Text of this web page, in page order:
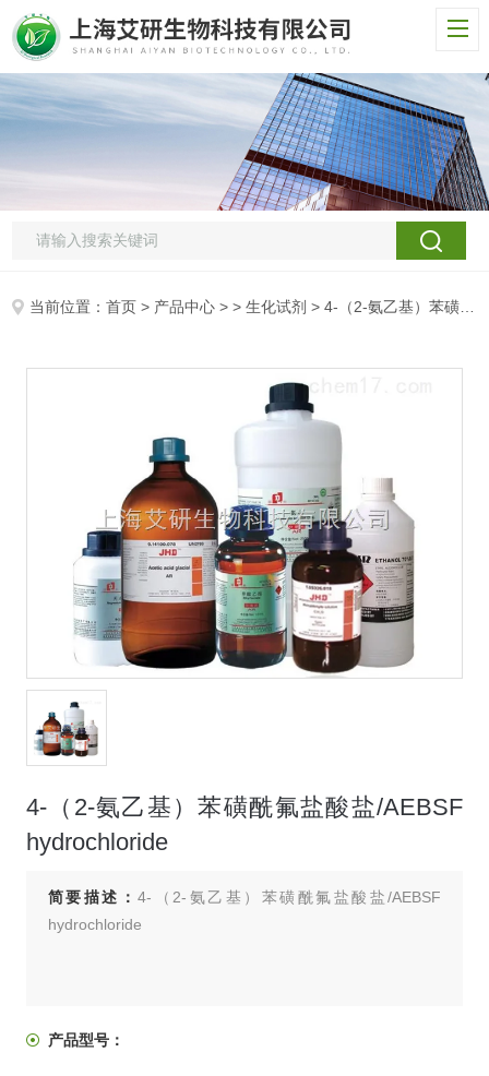
当前位置：首页 > 产品中心 > >生化试剂 > 4-（2-氨乙基）苯磺酰氟盐酸盐/AEBSF hydrochloride
4-（2-氨乙基）苯磺酰氟盐酸盐/AEBSF
hydrochloride
简要描述：4-（2-氨乙基）苯磺酰氟盐酸盐/AEBSF
hydrochloride
产品型号：